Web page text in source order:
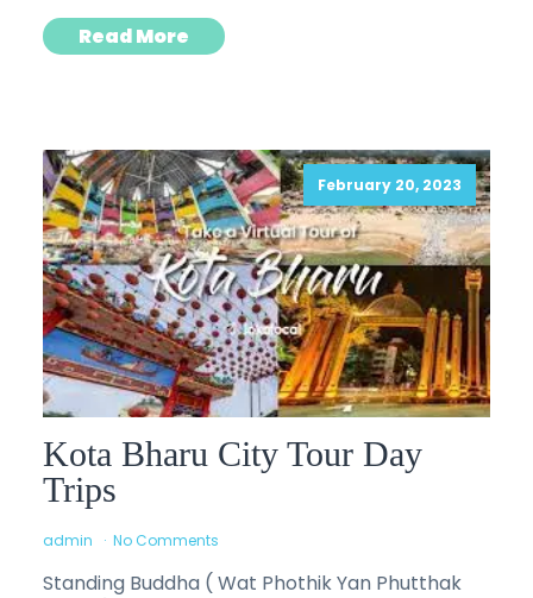
Read More
February 20, 2023
Kota Bharu City Tour Day
Trips
admin No Comments
Standing Buddha ( Wat Phothik Yan Phutthak